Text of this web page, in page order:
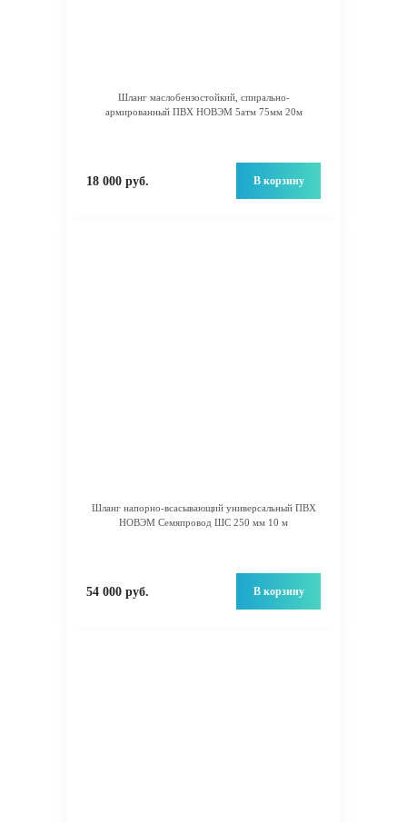
Шланг маслобензостойкий, спирально-
армированный ПВХ НОВЭМ 5атм 75мм 20м
18 000 руб. В корзину
Шланг напорно-всасывающий универсальный ПВХ
НОВЭМ Семяпровод ШС 250 мм 10 м
54 000 руб. В корзину